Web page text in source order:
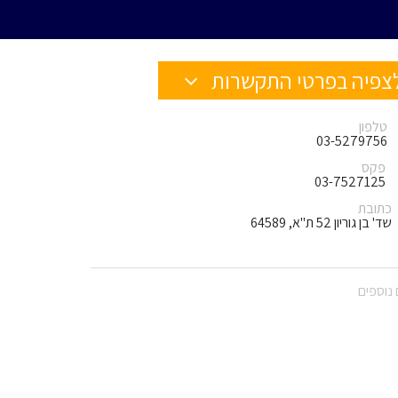
בפרטי התקשרות
טלפון
03-5279756
פקס
03-7527125
כתובת
שד' בן גוריון 52 ת"א, 64589